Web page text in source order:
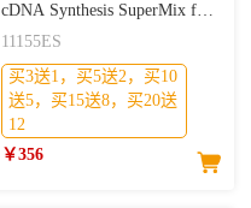
cDNA Synthesis SuperMix for
qPCR (DNA digester plus)
11155ES
买3送1，买5送2，买10
送5，买15送8，买20送
12
￥356